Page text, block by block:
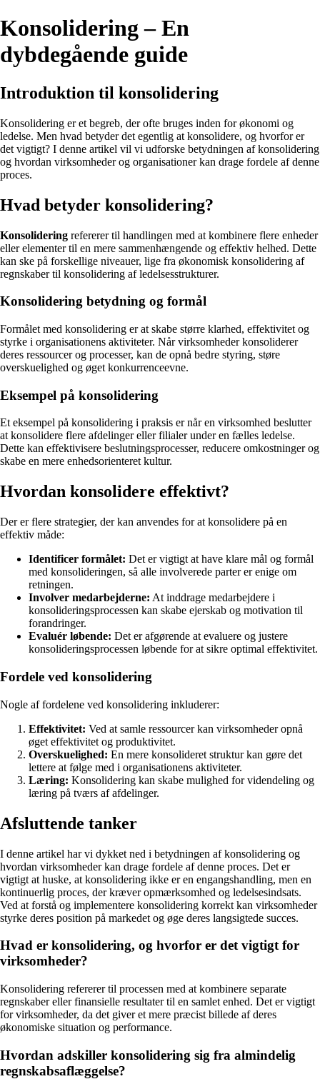
Konsolidering – En
dybdegående guide
Introduktion til konsolidering
Konsolidering er et begreb, der ofte bruges inden for økonomi og
ledelse. Men hvad betyder det egentlig at konsolidere, og hvorfor er
det vigtigt? I denne artikel vil vi udforske betydningen af konsolidering
og hvordan virksomheder og organisationer kan drage fordele af denne
proces.
Hvad betyder konsolidering?
Konsolidering refererer til handlingen med at kombinere flere enheder
eller elementer til en mere sammenhængende og effektiv helhed. Dette
kan ske på forskellige niveauer, lige fra økonomisk konsolidering af
regnskaber til konsolidering af ledelsesstrukturer.
Konsolidering betydning og formål
Formålet med konsolidering er at skabe større klarhed, effektivitet og
styrke i organisationens aktiviteter. Når virksomheder konsoliderer
deres ressourcer og processer, kan de opnå bedre styring, støre
overskuelighed og øget konkurrenceevne.
Eksempel på konsolidering
Et eksempel på konsolidering i praksis er når en virksomhed beslutter
at konsolidere flere afdelinger eller filialer under en fælles ledelse.
Dette kan effektivisere beslutningsprocesser, reducere omkostninger og
skabe en mere enhedsorienteret kultur.
Hvordan konsolidere effektivt?
Der er flere strategier, der kan anvendes for at konsolidere på en
effektiv måde:
Identificer formålet: Det er vigtigt at have klare mål og formål
med konsolideringen, så alle involverede parter er enige om
retningen.
Involver medarbejderne: At inddrage medarbejdere i
konsolideringsprocessen kan skabe ejerskab og motivation til
forandringer.
Evaluér løbende: Det er afgørende at evaluere og justere
konsolideringsprocessen løbende for at sikre optimal effektivitet.
Fordele ved konsolidering
Nogle af fordelene ved konsolidering inkluderer:
Effektivitet: Ved at samle ressourcer kan virksomheder opnå
øget effektivitet og produktivitet.
Overskuelighed: En mere konsolideret struktur kan gøre det
lettere at følge med i organisationens aktiviteter.
Læring: Konsolidering kan skabe mulighed for videndeling og
læring på tværs af afdelinger.
Afsluttende tanker
I denne artikel har vi dykket ned i betydningen af konsolidering og
hvordan virksomheder kan drage fordele af denne proces. Det er
vigtigt at huske, at konsolidering ikke er en engangshandling, men en
kontinuerlig proces, der kræver opmærksomhed og ledelsesindsats.
Ved at forstå og implementere konsolidering korrekt kan virksomheder
styrke deres position på markedet og øge deres langsigtede succes.
Hvad er konsolidering, og hvorfor er det vigtigt for
virksomheder?
Konsolidering refererer til processen med at kombinere separate
regnskaber eller finansielle resultater til en samlet enhed. Det er vigtigt
for virksomheder, da det giver et mere præcist billede af deres
økonomiske situation og performance.
Hvordan adskiller konsolidering sig fra almindelig
regnskabsaflæggelse?